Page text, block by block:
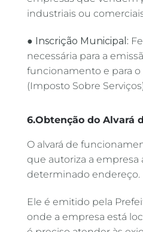
industriais ou
● Inscrição Municipal:
necessária para a
funcionamento e para
(Imposto Sobre
6.Obtenção do Alvará
O alvará de
que autoriza a empresa
determinado endereço.
Ele é emitido pela
onde a empresa está